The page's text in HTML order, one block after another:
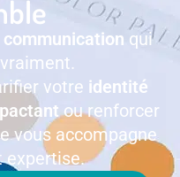
communication qui
votre identité
ou renforcer
vous accompagne
expertise.